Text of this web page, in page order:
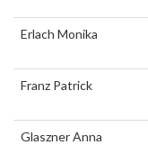
Erlach Monika
Franz Patrick
Glaszner Anna